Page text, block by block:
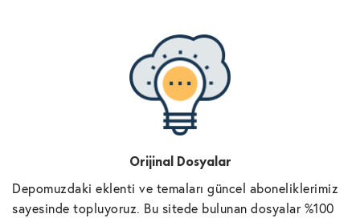
Orijinal Dosyalar
Depomuzdaki eklenti ve temaları güncel aboneliklerimiz
sayesinde topluyoruz. Bu sitede bulunan dosyalar %100